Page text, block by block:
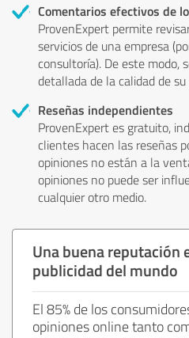
Comentarios efectivos de
ProvenExpert permite
servicios de una empresa
consultoría). De este modo,
detallada de la calidad de
Reseñas independientes
ProvenExpert es gratuito,
clientes hacen las reseñas
opiniones no están a la
opiniones no puede ser
cualquier otro medio.
Una buena reputación
publicidad del mundo
El 85% de los
opiniones online tanto